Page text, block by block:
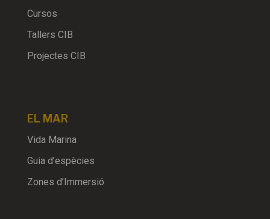
Cursos
Tallers CIB
Projectes CIB
EL MAR
Vida Marina
Guia d’espècies
Zones d’Immersió